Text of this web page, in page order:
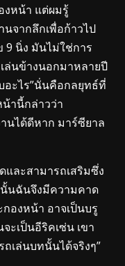
งหน้า แต่ผมรู้
จากลึกเพื่อก้าวไป
9 นิ่ง มันไม่ใช่การ
ล่นข้างนอกมาหลายปี
อะไร”นั่นคือกลยุทธ์ที่
านี้กล่าวว่า
นได้ดีหาก มาร์ซียาล
ละสามารถเสริมซึ่ง
นฉันจึงมีความคาด
กองหน้า อาจเป็นบรู
เป็นอีริคเซ่น เขา
เล่นบทนั้นได้จริงๆ”